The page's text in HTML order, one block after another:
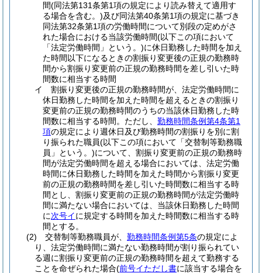
間(同法第131条第1項の規定により読み替えて適用す
る場合を含む。)及び同法第40条第1項の規定に基づき
同法第32条第1項の労働時間について別段の定めがさ
れた場合における当該労働時間(以下この項において
「法定労働時間」という。)に休日勤務した時間を加え
た時間以下になるときの割振り変更後の正規の勤務時
間から割振り変更前の正規の勤務時間を差し引いた時
間数に相当する時間
イ
割振り変更後の正規の勤務時間が、法定労働時間に
休日勤務した時間を加えた時間を超えるときの割振り
変更前の正規の勤務時間のうちの当該休日勤務した時
間数に相当する時間。 ただし、 勤務時間条例第4条第1
項の規定により週休日及び勤務時間の割振りを別に割
り振られた職員(以下この項において「交替制等勤務職
員」という。)について、割振り変更前の正規の勤務時
間が法定労働時間を超える場合においては、法定労働
時間に休日勤務した時間を加えた時間から割振り変更
前の正規の勤務時間を差し引いた時間数に相当する時
間とし、割振り変更前の正規の勤務時間が法定労働時
間に満たない場合においては、当該休日勤務した時間
に次号イに規定する時間を加えた時間数に相当する時
間とする。
(2)
交替制等勤務職員が、 勤務時間条例第5条の規定によ
り、法定労働時間に満たない勤務時間が割り振られてい
る週に割振り変更前の正規の勤務時間を超えて勤務する
ことを命ぜられた場合(前号イただし書に該当する場合を